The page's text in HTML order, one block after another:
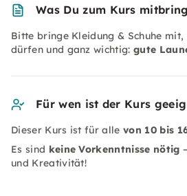
Was Du zum Kurs
Bitte bringe Kleidung & Schuhe
dürfen und ganz wichtig:gute
Für wen ist der Kurs
Dieser Kurs ist für alle von 10 bis
Es sind keine Vorkenntnisse nötig
und Kreativität!